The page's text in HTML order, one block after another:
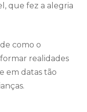
que fez a alegria
como o
realidades
em datas tão